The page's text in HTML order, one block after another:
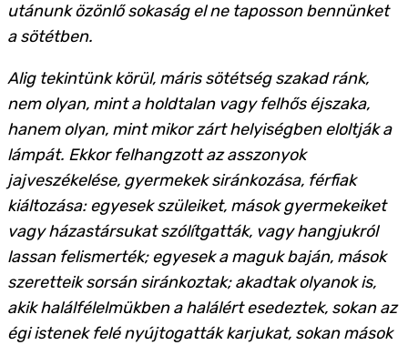
utánunk özönlő sokaság el ne taposson bennünket
a sötétben.
Alig tekintünk körül, máris sötétség szakad ránk,
nem olyan, mint a holdtalan vagy felhős éjszaka,
hanem olyan, mint mikor zárt helyiségben eloltják a
lámpát. Ekkor felhangzott az asszonyok
jajveszékelése, gyermekek siránkozása, férfiak
kiáltozása: egyesek szüleiket, mások gyermekeiket
vagy házastársukat szólítgatták, vagy hangjukról
lassan felismerték; egyesek a maguk baján, mások
szeretteik sorsán siránkoztak; akadtak olyanok is,
akik halálfélelmükben a halálért esedeztek, sokan az
égi istenek felé nyújtogatták karjukat, sokan mások